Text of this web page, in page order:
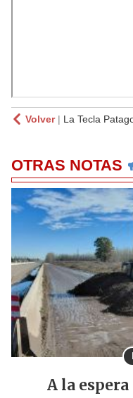
Volver| La Tecla
OTRAS NOTAS
A la